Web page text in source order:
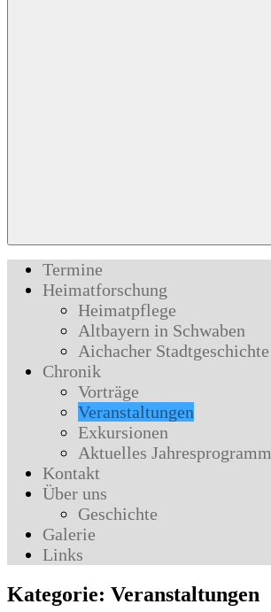
Termine
Heimatforschung
Heimatpflege
Altbayern in Schwaben
Aichacher Stadtgeschichte
Chronik
Vorträge
Veranstaltungen
Exkursionen
Aktuelles Jahresprogramm
Kontakt
Über uns
Geschichte
Galerie
Links
Kategorie: Veranstaltungen